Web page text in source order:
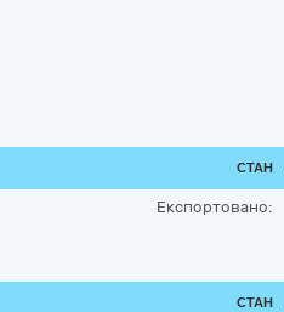
СТАН
Експортовано:
СТАН